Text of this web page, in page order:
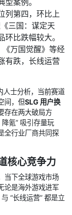
列第四，环比上
三国：谋定天
比跌幅较大。
万国觉醒》等经
有跌，长线运营
人士分析，当前赛道
间，但SLG 用户换
存在两大破局方
氪” 吸引存量玩
全行业厂商共同探
核心竞争力
当下全球游戏市场
论是海外游戏进军
“长线运营” 都是立